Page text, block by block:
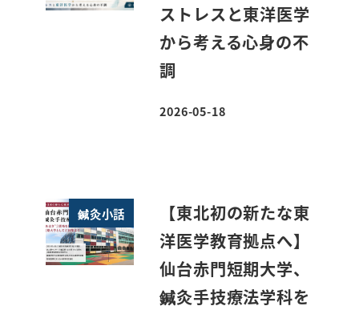
ストレスと東洋医学
から考える心身の不
調
投稿日
2026-05-18
鍼灸小話
【東北初の新たな東
洋医学教育拠点へ】
仙台赤門短期大学、
鍼灸手技療法学科を